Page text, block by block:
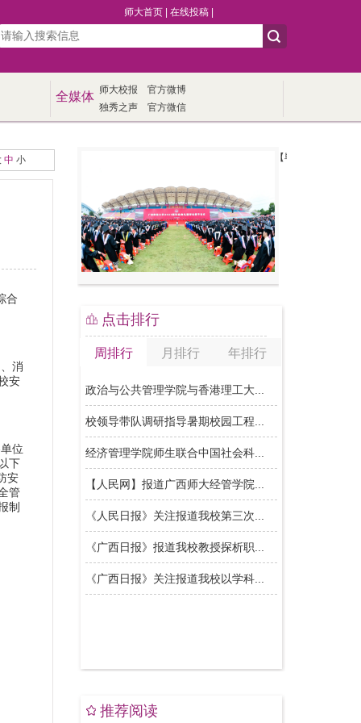
师大首页 在线投稿
全媒体 师大校报
官方微博
独秀之声
官方微信
中 小
合
消
安
位
下
安
管
制
【毕业季】我校举
点击排行
周排行 月排行 年排行
推荐阅读